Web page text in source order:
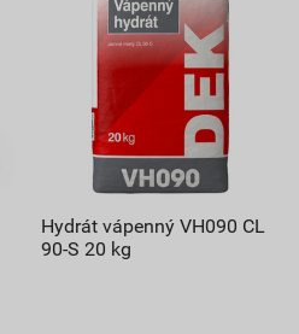
Hydrát vápenný VH090 CL
90-S 20 kg